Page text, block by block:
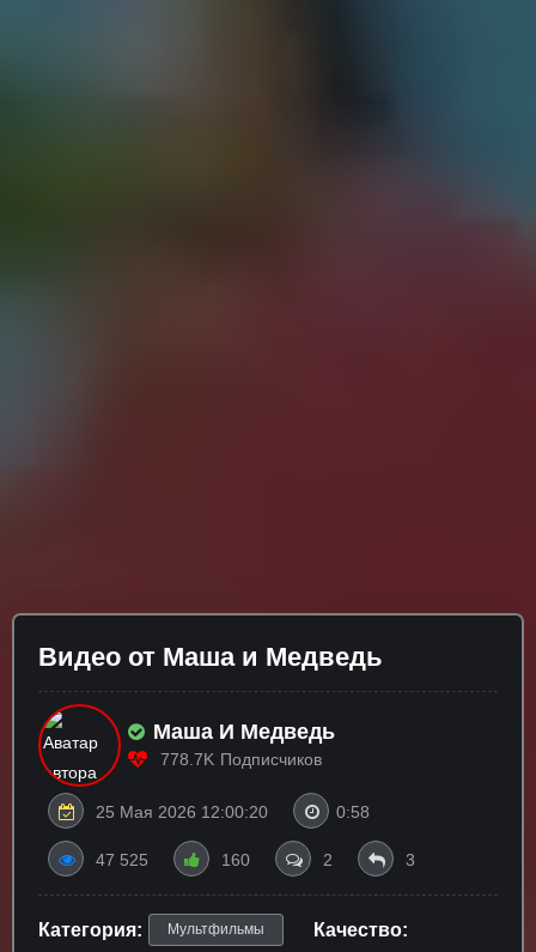
Видео от Маша и Медведь
Маша И Медведь
778.7K Подписчиков
25 Мая 2026 12:00:20 0:58
47 525 160 2 3
Категория: Мультфильмы Качество: